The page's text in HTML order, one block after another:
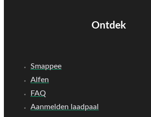
Ontdek
Smappee
Alfen
FAQ
Aanmelden laadpaal